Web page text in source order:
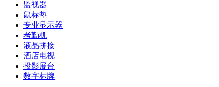
监视器
鼠标垫
专业显示器
考勤机
液晶拼接
酒店电视
投影展台
数字标牌